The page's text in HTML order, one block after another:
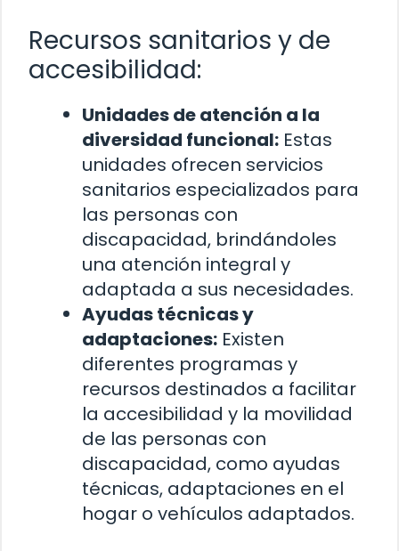
Recursos sanitarios y de
accesibilidad:
Unidades de atención a la
diversidad funcional: Estas
unidades ofrecen servicios
sanitarios especializados para
las personas con
discapacidad, brindándoles
una atención integral y
adaptada a sus necesidades.
Ayudas técnicas y
adaptaciones: Existen
diferentes programas y
recursos destinados a facilitar
la accesibilidad y la movilidad
de las personas con
discapacidad, como ayudas
técnicas, adaptaciones en el
hogar o vehículos adaptados.